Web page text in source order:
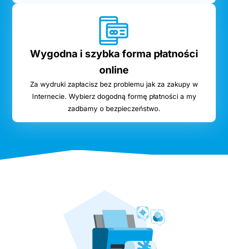
Wygodna i szybka forma płatności
online
Za wydruki zapłacisz bez problemu jak za zakupy w
Internecie. Wybierz dogodną formę płatności a my
zadbamy o bezpieczeństwo.